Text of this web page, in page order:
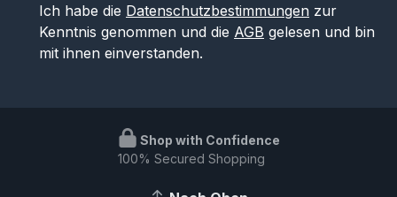
Ich habe die Datenschutzbestimmungen zur
Kenntnis genommen und die AGB gelesen und bin
mit ihnen einverstanden.
Shop with Confidence
100% Secured Shopping